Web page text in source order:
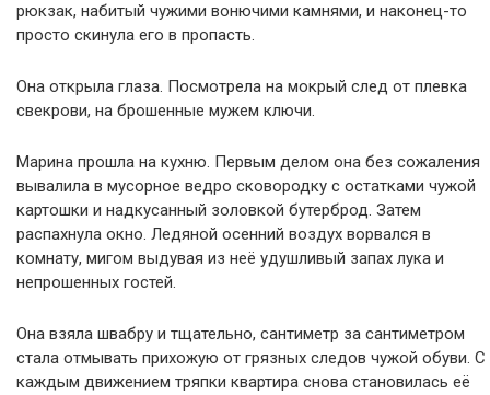
рюкзак, набитый чужими вонючими камнями, и наконец-то
просто скинула его в пропасть.
Она открыла глаза. Посмотрела на мокрый след от плевка
свекрови, на брошенные мужем ключи.
Марина прошла на кухню. Первым делом она без сожаления
вывалила в мусорное ведро сковородку с остатками чужой
картошки и надкусанный золовкой бутерброд. Затем
распахнула окно. Ледяной осенний воздух ворвался в
комнату, мигом выдувая из неё удушливый запах лука и
непрошенных гостей.
Она взяла швабру и тщательно, сантиметр за сантиметром
стала отмывать прихожую от грязных следов чужой обуви. С
каждым движением тряпки квартира снова становилась её